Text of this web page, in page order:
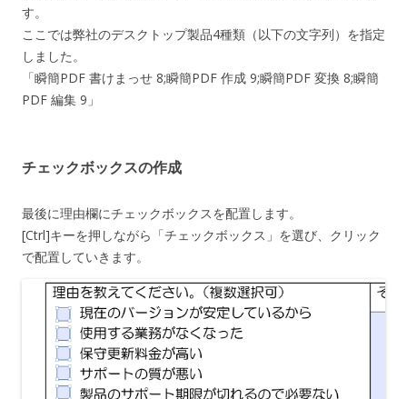
す。
ここでは弊社のデスクトップ製品4種類（以下の文字列）を指定
しました。
「瞬簡PDF 書けまっせ 8;瞬簡PDF 作成 9;瞬簡PDF 変換 8;瞬簡
PDF 編集 9」
チェックボックスの作成
最後に理由欄にチェックボックスを配置します。
[Ctrl]キーを押しながら「チェックボックス」を選び、クリック
で配置していきます。